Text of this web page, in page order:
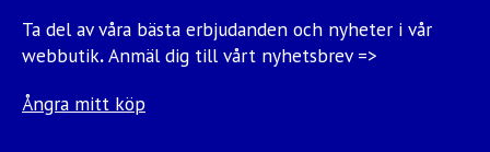
Ta del av våra bästa erbjudanden och nyheter i vår
webbutik.Anmäl dig till vårt nyhetsbrev =>
Ångra mitt köp